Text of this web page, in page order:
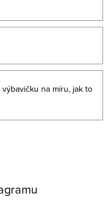
na míru, jak to